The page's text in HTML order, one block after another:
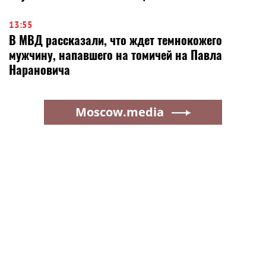
13:55
В МВД рассказали, что ждет темнокожего
мужчину, напавшего на томичей на Павла
Нарановича
Moscow.media